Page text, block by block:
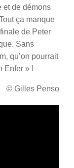
et de démons
ça manque
de Peter
Sans
qu’on pourrait
Enfer » !
© Gilles Penso